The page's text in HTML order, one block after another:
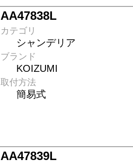
AA47838L
カテゴリ
シャンデリア
ブランド
KOIZUMI
取付方法
簡易式
AA47839L